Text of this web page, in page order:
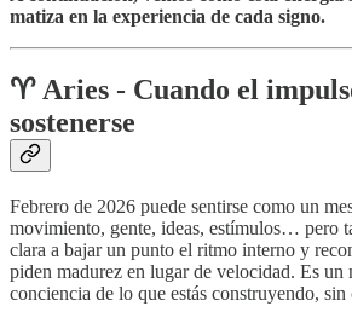
matiza en la experiencia de cada signo.
♈️ Aries - Cuando el
sostenerse
Febrero de 2026 puede sentirse como un
movimiento, gente, ideas, estímulos… pero
clara a bajar un punto el ritmo interno y
piden madurez en lugar de velocidad. Es un
conciencia de lo que estás construyendo, sin